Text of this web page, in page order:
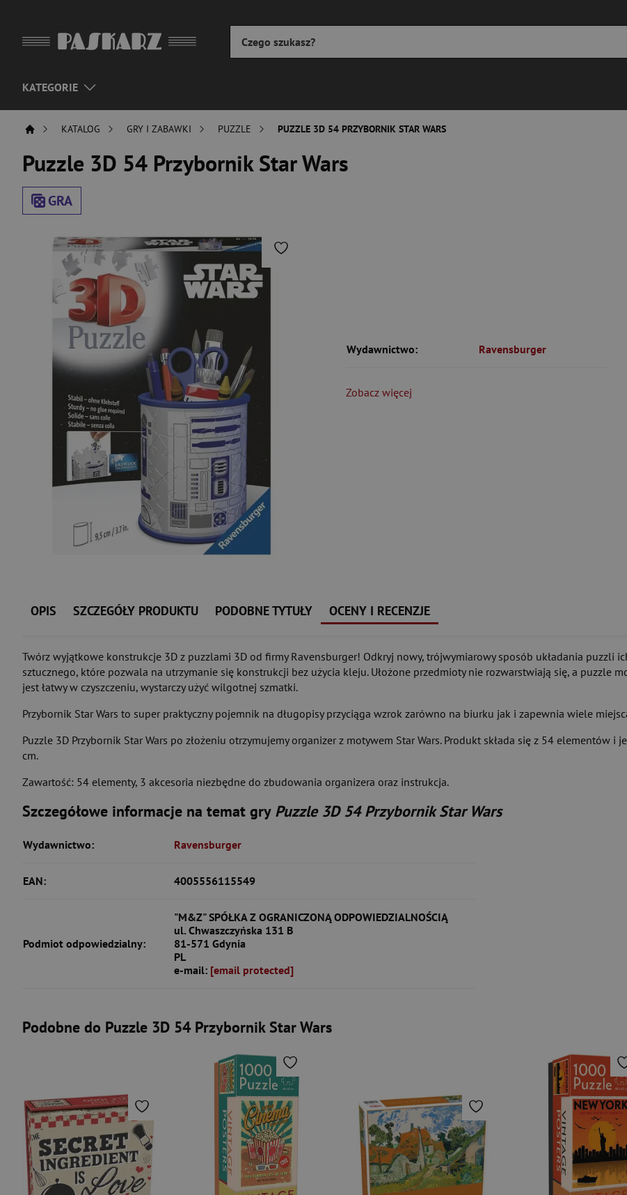
KATEGORIE
KATALOG GRY I ZABAWKI PUZZLE PUZZLE 3D 54 PRZYBORNIK STAR WARS
Puzzle 3D 54 Przybornik Star Wars
GRA
Wydawnictwo: Ravensburger
Zobacz więcej
OPIS SZCZEGÓŁY PRODUKTU PODOBNE TYTUŁY OCENY I RECENZJE
Twórz wyjątkowe konstrukcje 3D z puzzlami 3D od firmy Ravensburger! Odkryj nowy, trójwymiarowy sposób układania puzzli
sztucznego, które pozwala na utrzymanie się konstrukcji bez użycia kleju. Ułożone przedmioty nie rozwarstwiają się, a puzzle
jest łatwy w czyszczeniu, wystarczy użyć wilgotnej szmatki.
Przybornik Star Wars to super praktyczny pojemnik na długopisy przyciąga wzrok zarówno na biurku jak i zapewnia wiele
Puzzle 3D Przybornik Star Wars po złożeniu otrzymujemy organizer z motywem Star Wars. Produkt składa się z 54 elementów i
cm.
Zawartość: 54 elementy, 3 akcesoria niezbędne do zbudowania organizera oraz instrukcja.
Szczegółowe informacje na temat gry Puzzle 3D 54 Przybornik Star Wars
Wydawnictwo: Ravensburger
EAN: 4005556115549
Podmiot odpowiedzialny:
"M&Z" SPÓŁKA Z OGRANICZONĄ ODPOWIEDZIALNOŚCIĄ
ul. Chwaszczyńska 131 B
81-571 Gdynia
PL
e-mail: [email protected]
Podobne do Puzzle 3D 54 Przybornik Star Wars